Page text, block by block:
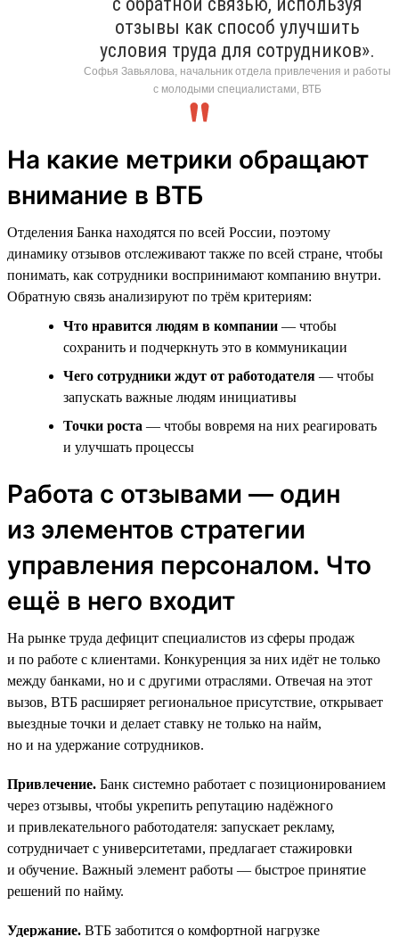
отзывы как способ улучшить
условия труда для сотрудников».
Софья Завьялова, начальник отдела привлечения и работы
с молодыми специалистами, ВТБ
На какие метрики обращают
внимание в ВТБ
Отделения Банка находятся по всей России, поэтому
динамику отзывов отслеживают также по всей стране, чтобы
понимать, как сотрудники воспринимают компанию внутри.
Обратную связь анализируют по трём критериям:
Что нравится людям в компании — чтобы
сохранить и подчеркнуть это в коммуникации
Чего сотрудники ждут от работодателя — чтобы
запускать важные людям инициативы
Точки роста — чтобы вовремя на них реагировать
и улучшать процессы
Работа с отзывами — один
из элементов стратегии
управления персоналом. Что
ещё в него входит
На рынке труда дефицит специалистов из сферы продаж
и по работе с клиентами. Конкуренция за них идёт не только
между банками, но и с другими отраслями. Отвечая на этот
вызов, ВТБ расширяет региональное присутствие, открывает
выездные точки и делает ставку не только на найм,
но и на удержание сотрудников.
Привлечение. Банк системно работает с позиционированием
через отзывы, чтобы укрепить репутацию надёжного
и привлекательного работодателя: запускает рекламу,
сотрудничает с университетами, предлагает стажировки
и обучение. Важный элемент работы — быстрое принятие
решений по найму.
Удержание. ВТБ заботится о комфортной нагрузке